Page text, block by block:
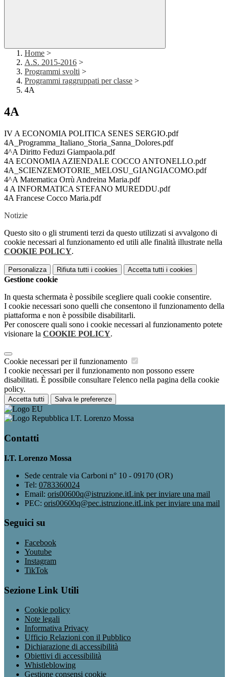
Home >
A.S. 2015-2016 >
Programmi svolti >
Programmi raggruppati per classe >
4A
4A
IV A ECONOMIA POLITICA SENES SERGIO.pdf
4A_Programma_Italiano_Storia_Sanna_Dolores.pdf
4^A Diritto Feduzi Giampaola.pdf
4A ECONOMIA AZIENDALE COCCO ANTONELLO.pdf
4A_SCIENZEMOTORIE_MELOSU_GIANGIACOMO.pdf
4^A Matematica Orrù Andreina Maria.pdf
4 A INFORMATICA STEFANO MUREDDU.pdf
4A Francese Cocco Maria.pdf
Notizie
Questo sito o gli strumenti terzi da questo utilizzati si avvalgono di
cookie necessari al funzionamento ed utili alle finalità illustrate nella
COOKIE POLICY.
Personalizza Rifiuta tutti i cookies Accetta tutti i cookies
Gestione cookie
In questa schermata è possibile scegliere quali cookie consentire.
I cookie necessari sono quelli che consentono il funzionamento della
piattaforma e non è possibile disabilitarli.
Per conoscere quali sono i cookie necessari al funzionamento potete
visionare la COOKIE POLICY.
Cookie necessari per il funzionamento
I cookie necessari per il funzionamento non possono essere
disabilitati. È possibile consultare l'elenco nella pagina della cookie
policy.
Accetta tutti Salva le preferenze
I.T. Lorenzo Mossa
Contatti
I.T. Lorenzo Mossa
Sede centrale via Carboni n° 10 - 09170 (OR)
Tel: 0783360024
Email: oris00600q@istruzione.itLink per inviare una mail
PEC: oris00600q@pec.istruzione.itLink per inviare una mail
Seguici su
Facebook
Youtube
Instagram
TikTok
Sezione Link Utili
Cookie policy
Note legali
Informativa Privacy
Ufficio Relazioni con il Pubblico
Dichiarazione di accessibilità
Obiettivi di accessibilità
Whistleblowing
Gestione consensi cookie